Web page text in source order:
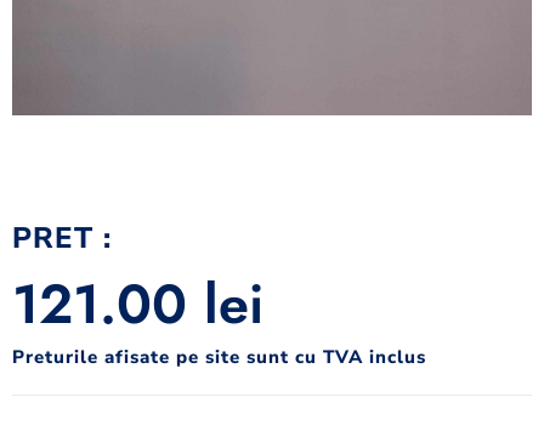
PRET :
121.00 lei
Preturile afisate pe site sunt cu TVA inclus